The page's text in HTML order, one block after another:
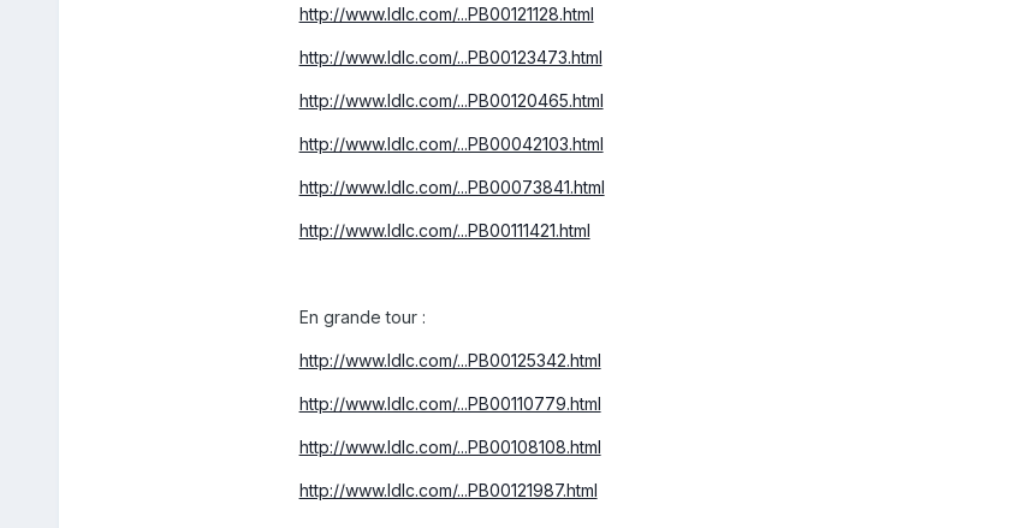
http://www.ldlc.com/...PB00121128.html
http://www.ldlc.com/...PB00123473.html
http://www.ldlc.com/...PB00120465.html
http://www.ldlc.com/...PB00042103.html
http://www.ldlc.com/...PB00073841.html
http://www.ldlc.com/...PB00111421.html
En grande tour :
http://www.ldlc.com/...PB00125342.html
http://www.ldlc.com/...PB00110779.html
http://www.ldlc.com/...PB00108108.html
http://www.ldlc.com/...PB00121987.html